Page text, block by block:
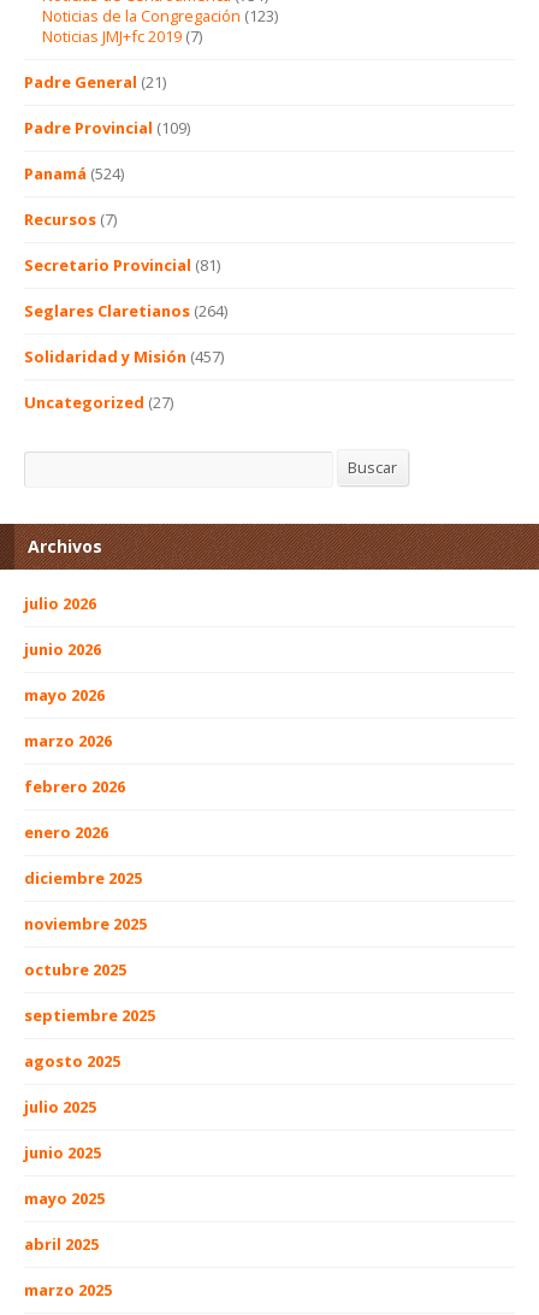
Noticias de la Congregación (123)
Noticias JMJ+fc 2019 (7)
Padre General (21)
Padre Provincial (109)
Panamá (524)
Recursos (7)
Secretario Provincial (81)
Seglares Claretianos (264)
Solidaridad y Misión (457)
Uncategorized (27)
Buscar Buscar
Archivos
julio 2026
junio 2026
mayo 2026
marzo 2026
febrero 2026
enero 2026
diciembre 2025
noviembre 2025
octubre 2025
septiembre 2025
agosto 2025
julio 2025
junio 2025
mayo 2025
abril 2025
marzo 2025